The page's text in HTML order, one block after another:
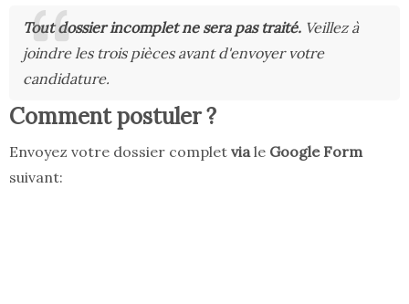
Tout dossier incomplet ne sera pas traité. Veillez à
joindre les trois pièces avant d'envoyer votre
candidature.
Comment postuler ?
Envoyez votre dossier complet via le Google Form
suivant: